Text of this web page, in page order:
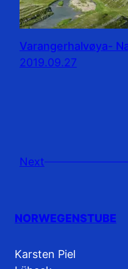
Varangerhalvøya-
2019.09.27
Next
NORWEGENSTUBE
Karsten Piel